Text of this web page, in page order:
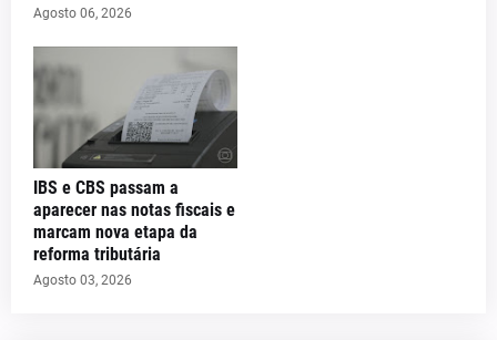
Agosto 06, 2026
IBS e CBS passam a
aparecer nas notas fiscais e
marcam nova etapa da
reforma tributária
Agosto 03, 2026